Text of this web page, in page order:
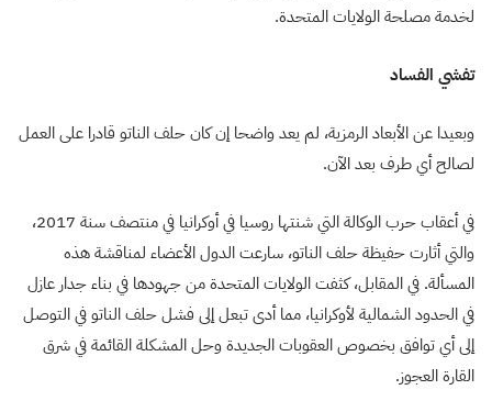
لخدمة مصلحة الولايات المتحدة.
تفشي الفساد
وبعيدا عن الأبعاد الرمزية، لم يعد واضحا إن كان حلف الناتو قادرا على العمل
لصالح أي طرف بعد الآن.
في أعقاب حرب الوكالة التي شنتها روسيا في أوكرانيا في منتصف سنة 2017،
والتي أثارت حفيظة حلف الناتو، سارعت الدول الأعضاء لمناقشة هذه
المسألة. في المقابل، كثفت الولايات المتحدة من جهودها في بناء جدار عازل
في الحدود الشمالية لأوكرانيا، مما أدى تبعل إلى فشل حلف الناتو في التوصل
إلى أي توافق بخصوص العقوبات الجديدة وحل المشكلة القائمة في شرق
القارة العجوز.